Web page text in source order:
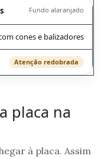
Fundo alaranjado
cones e balizadores
Atenção redobrada
placa na
à placa. Assim